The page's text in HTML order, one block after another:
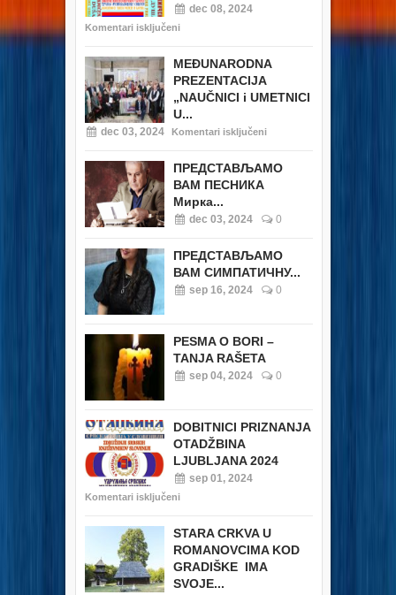
dec 08, 2024
Komentari isključeni
MEĐUNARODNA
PREZENTACIJA
„NAUČNICI i UMETNICI
U...
dec 03, 2024 Komentari isključeni
ПРЕДСТАВЉАМО
ВАМ ПЕСНИКА
Мирка...
dec 03, 2024 0
ПРЕДСТАВЉАМО
ВАМ СИМПАТИЧНУ...
sep 16, 2024 0
PESMA O BORI –
TANJA RAŠETA
sep 04, 2024 0
DOBITNICI PRIZNANJA
OTADŽBINA
LJUBLJANA 2024
sep 01, 2024
Komentari isključeni
STARA CRKVA U
ROMANOVCIMA KOD
GRADIŠKE IMA
SVOJE...